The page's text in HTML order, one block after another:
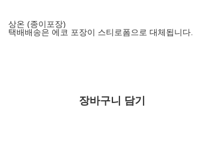
상온 (종이포장)
택배배송은 에코 포장이 스티로폼으로 대체됩니다.
장바구니 담기